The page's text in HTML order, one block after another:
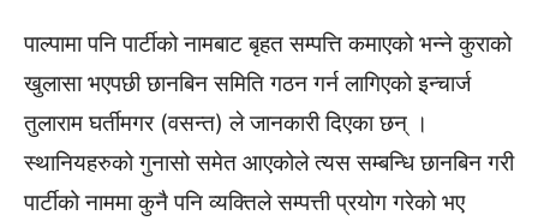
पाल्पामा पनि पार्टीको नामबाट बृहत सम्पत्ति कमाएको भन्ने कुराको
खुलासा भएपछी छानबिन समिति गठन गर्न लागिएको इन्चार्ज
तुलाराम घर्तीमगर (वसन्त) ले जानकारी दिएका छन् ।
स्थानियहरुको गुनासो समेत आएकोले त्यस सम्बन्धि छानबिन गरी
पार्टीको नाममा कुनै पनि व्यक्तिले सम्पत्ती प्रयोग गरेको भए